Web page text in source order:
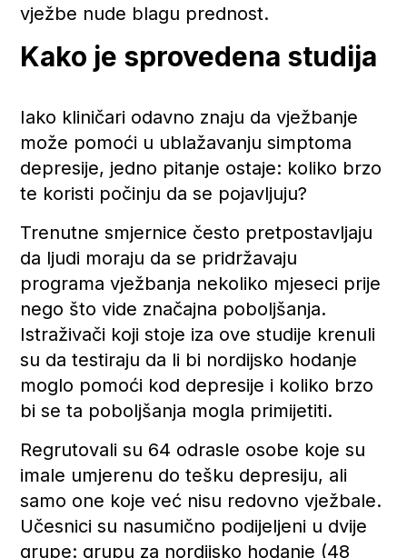
vježbe nude blagu prednost.
Kako je sprovedena studija
Iako kliničari odavno znaju da vježbanje
može pomoći u ublažavanju simptoma
depresije, jedno pitanje ostaje: koliko brzo
te koristi počinju da se pojavljuju?
Trenutne smjernice često pretpostavljaju
da ljudi moraju da se pridržavaju
programa vježbanja nekoliko mjeseci prije
nego što vide značajna poboljšanja.
Istraživači koji stoje iza ove studije krenuli
su da testiraju da li bi nordijsko hodanje
moglo pomoći kod depresije i koliko brzo
bi se ta poboljšanja mogla primijetiti.
Regrutovali su 64 odrasle osobe koje su
imale umjerenu do tešku depresiju, ali
samo one koje već nisu redovno vježbale.
Učesnici su nasumično podijeljeni u dvije
grupe: grupu za nordijsko hodanje (48